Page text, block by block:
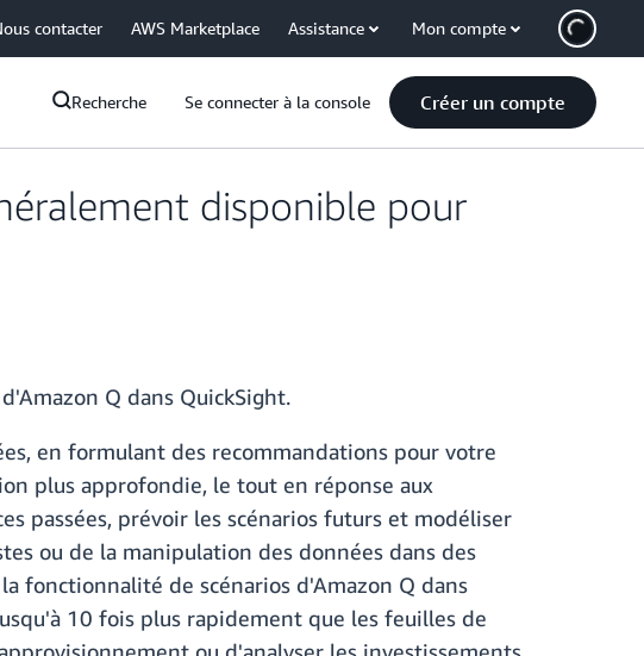
contacter AWS Marketplace Assistance Mon compte
Recherche Se connecter à la console Créer un compte
disponible pour
Q dans QuickSight.
en formulant des recommandations pour votre
plus approfondie, le tout en réponse aux
passées, prévoir les scénarios futurs et modéliser
ou de la manipulation des données dans des
fonctionnalité de scénarios d'Amazon Q dans
10 fois plus rapidement que les feuilles de